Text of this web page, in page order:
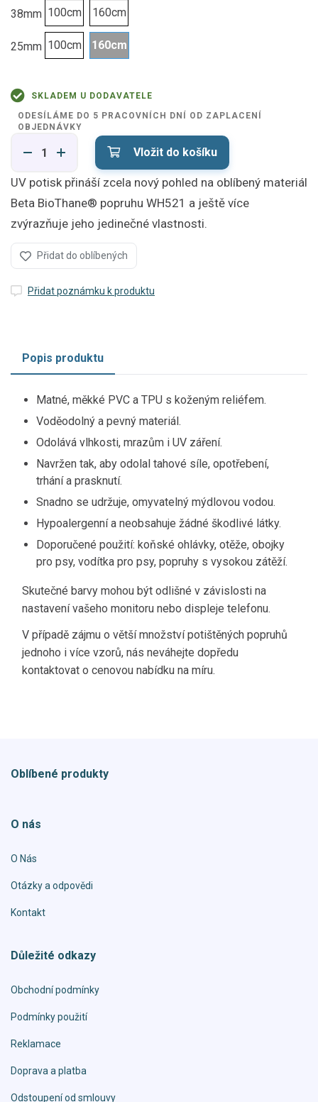
UV potisk přináší zcela nový pohled na oblíbený materiál
Beta BioThane® popruhu WH521 a ještě více
zvýrazňuje jeho jedinečné vlastnosti.
38mm 100cm 160cm
25mm 100cm 160cm
Vložit do košíku
Přidat do oblíbených
Přidat poznámku k produktu
SKLADEM U DODAVATELE
ODESÍLÁME DO 5 PRACOVNÍCH DNÍ OD ZAPLACENÍ
OBJEDNÁVKY
Popis produktu
Matné, měkké PVC a TPU s koženým reliéfem.
Voděodolný a pevný materiál.
Odolává vlhkosti, mrazům i UV záření.
Navržen tak, aby odolal tahové síle, opotřebení,
trhání a prasknutí.
Snadno se udržuje, omyvatelný mýdlovou vodou.
Hypoalergenní a neobsahuje žádné škodlivé látky.
Doporučené použití: koňské ohlávky, otěže, obojky
pro psy, vodítka pro psy, popruhy s vysokou zátěží.
Skutečné barvy mohou být odlišné v závislosti na
nastavení vašeho monitoru nebo displeje telefonu.
V případě zájmu o větší množství potištěných popruhů
jednoho i více vzorů, nás neváhejte dopředu
kontaktovat o cenovou nabídku na míru.
Oblíbené produkty
O nás
O Nás
Otázky a odpovědi
Kontakt
Důležité odkazy
Obchodní podmínky
Podmínky použití
Reklamace
Doprava a platba
Odstoupení od smlouvy